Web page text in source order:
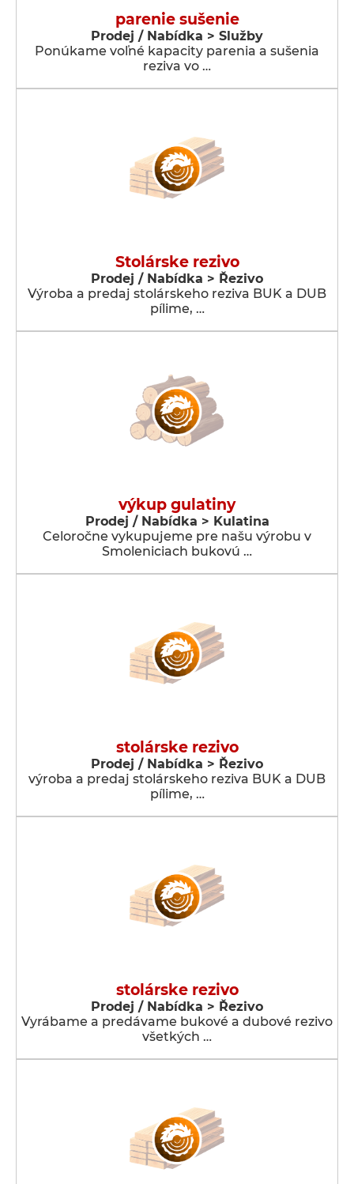
parenie sušenie
Prodej / Nabídka > Služby
Ponúkame voľné kapacity parenia a sušenia
reziva vo …
Stolárske rezivo
Prodej / Nabídka > Řezivo
Výroba a predaj stolárskeho reziva BUK a DUB
pílime, …
výkup gulatiny
Prodej / Nabídka > Kulatina
Celoročne vykupujeme pre našu výrobu v
Smoleniciach bukovú …
stolárske rezivo
Prodej / Nabídka > Řezivo
výroba a predaj stolárskeho reziva BUK a DUB
pílime, …
stolárske rezivo
Prodej / Nabídka > Řezivo
Vyrábame a predávame bukové a dubové rezivo
všetkých …